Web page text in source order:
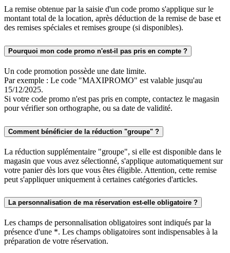
La remise obtenue par la saisie d'un code promo s'applique sur le
montant total de la location, après déduction de la remise de base et
des remises spéciales et remises groupe (si disponibles).
Pourquoi mon code promo n'est-il pas pris en compte ?
Un code promotion possède une date limite.
Par exemple : Le code "MAXIPROMO" est valable jusqu'au
15/12/2025.
Si votre code promo n'est pas pris en compte, contactez le magasin
pour vérifier son orthographe, ou sa date de validité.
Comment bénéficier de la réduction "groupe" ?
La réduction supplémentaire "groupe", si elle est disponible dans le
magasin que vous avez sélectionné, s'applique automatiquement sur
votre panier dès lors que vous êtes éligible. Attention, cette remise
peut s'appliquer uniquement à certaines catégories d'articles.
La personnalisation de ma réservation est-elle obligatoire ?
Les champs de personnalisation obligatoires sont indiqués par la
présence d'une *. Les champs obligatoires sont indispensables à la
préparation de votre réservation.